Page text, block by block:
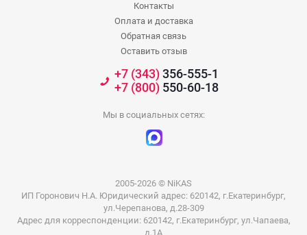
Контакты
Оплата и доставка
Обратная связь
Оставить отзыв
+7 (343)356-555-1
+7 (800)550-60-18
Мы в социальных сетях:
2005-2026 © NiKAS
ИП Горонович Н.А. Юридический адрес: 620142, г.Екатеринбург,
ул.Черепанова, д.28-309
Адрес для корреспонденции: 620142, г.Екатеринбург, ул.Чапаева,
д.1А